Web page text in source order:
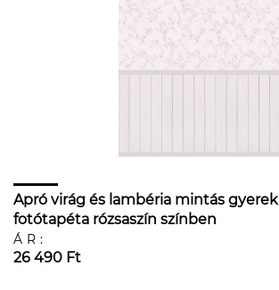
Apró virág és lambéria mintás gyerek
fotótapéta rózsaszín színben
ÁR:
26 490 Ft